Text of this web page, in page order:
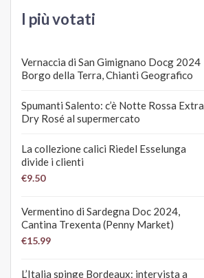
I più votati
Vernaccia di San Gimignano Docg 2024
Borgo della Terra, Chianti Geografico
Spumanti Salento: c’è Notte Rossa Extra
Dry Rosé al supermercato
La collezione calici Riedel Esselunga
divide i clienti
€9.50
Vermentino di Sardegna Doc 2024,
Cantina Trexenta (Penny Market)
€15.99
L’Italia spinge Bordeaux: intervista a